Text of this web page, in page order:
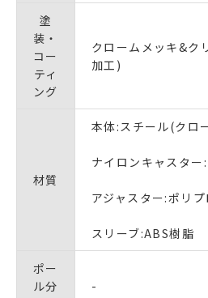
塗
装・
コー
ティ
ング
クロームメッキ&ク
加工)
材質
本体:スチール(クロ
ナイロンキャスター
アジャスター:ポリ
スリーブ:ABS樹脂
ポー
ル分
-